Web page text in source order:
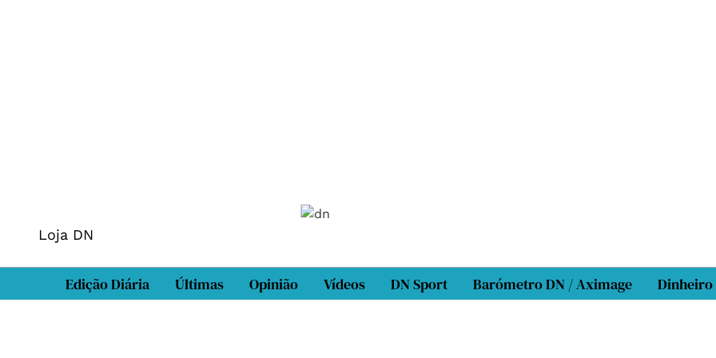
Loja DN
Edição Diária Últimas Opinião Vídeos DN Sport Barómetro DN / Aximage Dinheiro